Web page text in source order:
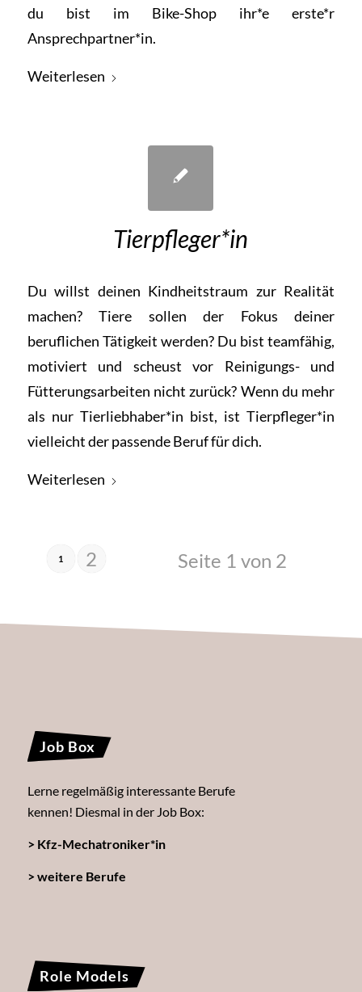
du bist im Bike-Shop ihr*e erste*r
Ansprechpartner*in.
Weiterlesen
Tierpfleger*in
Du willst deinen Kindheitstraum zur Realität
machen? Tiere sollen der Fokus deiner
beruflichen Tätigkeit werden? Du bist teamfähig,
motiviert und scheust vor Reinigungs- und
Fütterungsarbeiten nicht zurück? Wenn du mehr
als nur Tierliebhaber*in bist, ist Tierpfleger*in
vielleicht der passende Beruf für dich.
Weiterlesen
Seite 1 von 2
1 2
Job Box
Lerne regelmäßig interessante Berufe
kennen! Diesmal in der Job Box:
> Kfz-Mechatroniker*in
> weitere Berufe
Role Models